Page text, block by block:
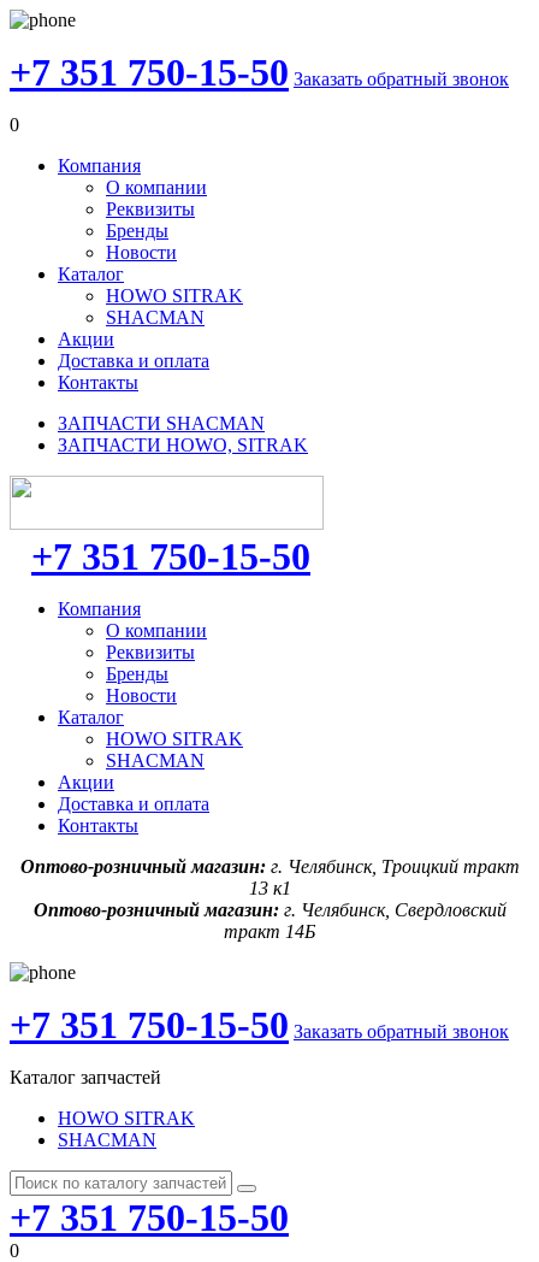
+7 351 750-15-50 Заказать обратный звонок
0
Компания
О компании
Реквизиты
Бренды
Новости
Каталог
HOWO SITRAK
SHACMAN
Акции
Доставка и оплата
Контакты
ЗАПЧАСТИ SHACMAN
ЗАПЧАСТИ HOWO, SITRAK
+7 351 750-15-50
Компания
О компании
Реквизиты
Бренды
Новости
Каталог
HOWO SITRAK
SHACMAN
Акции
Доставка и оплата
Контакты
Оптово-розничный магазин: г. Челябинск, Троицкий тракт
13 к1
Оптово-розничный магазин:г. Челябинск, Свердловский
тракт 14Б
+7 351 750-15-50 Заказать обратный звонок
Каталог запчастей
HOWO SITRAK
SHACMAN
+7 351 750-15-50
0